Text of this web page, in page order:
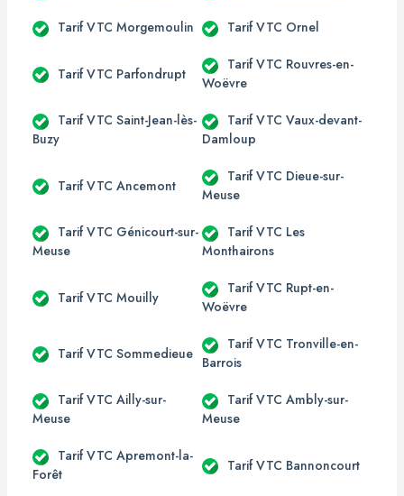
Tarif VTC Morgemoulin Tarif VTC Ornel
Tarif VTC Parfondrupt
Tarif VTC Rouvres-en-
Woëvre
Tarif VTC Saint-Jean-lès-
Buzy
Tarif VTC Vaux-devant-
Damloup
Tarif VTC Ancemont
Tarif VTC Dieue-sur-
Meuse
Tarif VTC Génicourt-sur-
Meuse
Tarif VTC Les
Monthairons
Tarif VTC Mouilly
Tarif VTC Rupt-en-
Woëvre
Tarif VTC Sommedieue
Tarif VTC Tronville-en-
Barrois
Tarif VTC Ailly-sur-
Meuse
Tarif VTC Ambly-sur-
Meuse
Tarif VTC Apremont-la-
Forêt
Tarif VTC Bannoncourt